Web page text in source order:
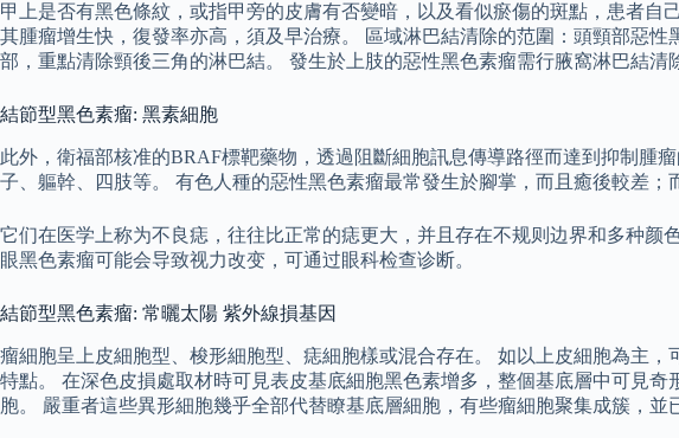
甲上是否有黑色條紋，或指甲旁的皮膚有否變暗，以及看似瘀傷的斑點，患者自
其腫瘤增生快，復發率亦高，須及早治療。 區域淋巴結清除的范圍：頭頸部惡
部，重點清除頸後三角的淋巴結。 發生於上肢的惡性黑色素瘤需行腋窩淋巴結清
結節型黑色素瘤: 黑素細胞
此外，衛福部核准的BRAF標靶藥物，透過阻斷細胞訊息傳導路徑而達到抑制腫
子、軀幹、四肢等。 有色人種的惡性黑色素瘤最常發生於腳掌，而且癒後較差
它们在医学上称为不良痣，往往比正常的痣更大，并且存在不规则边界和多种
眼黑色素瘤可能会导致视力改变，可通过眼科检查诊断。
結節型黑色素瘤: 常曬太陽 紫外線損基因
瘤細胞呈上皮細胞型、梭形細胞型、痣細胞樣或混合存在。 如以上皮細胞為主
特點。 在深色皮損處取材時可見表皮基底細胞黑色素增多，整個基底層中可見
胞。 嚴重者這些異形細胞幾乎全部代替瞭基底層細胞，有些瘤細胞聚集成簇，並